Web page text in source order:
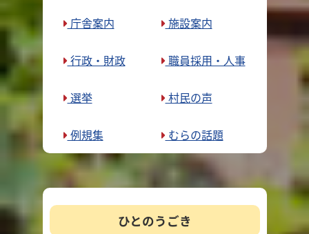
庁舎案内 施設案内
行政・財政 職員採用・人事
選挙 村民の声
例規集 むらの話題
ひとのうごき